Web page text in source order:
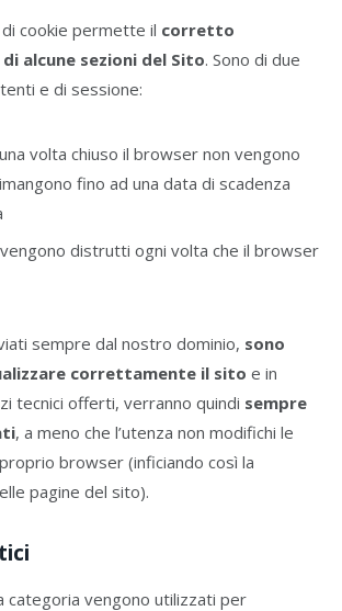
cookie permette il corretto
alcune sezioni del Sito. Sono di due
e di sessione:
volta chiuso il browser non vengono
fino ad una data di scadenza
distrutti ogni volta che il browser
sempre dal nostro dominio, sono
correttamente il sito e in
tecnici offerti, verranno quindi sempre
, a meno che l’utenza non modifichi le
browser (inficiando così la
pagine del sito).
categoria vengono utilizzati per